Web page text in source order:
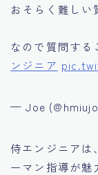
おそらく難しい
なので質問す
ンジニア
— Joe
侍エンジニアは
ーマン指導が魅